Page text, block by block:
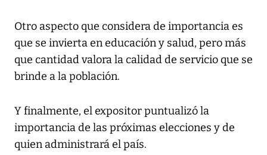
Otro aspecto que considera de importancia es
que se invierta en educación y salud, pero más
que cantidad valora la calidad de servicio que se
brinde a la población.
Y finalmente, el expositor puntualizó la
importancia de las próximas elecciones y de
quien administrará el país.